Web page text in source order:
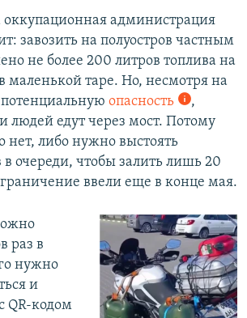
администрация
завозить на полуостров частным
не более 200 литров топлива на
таре. Но, несмотря на
опасность
,
людей едут через мост. Потому
нет, либо нужно выстоять
в очереди, чтобы залить лишь 20
ввели еще в конце мая.
раз в
нужно
и
QR-кодом